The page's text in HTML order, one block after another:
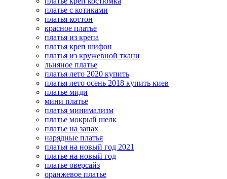
платье с котиками
платья коттон
красное платье
платья из крепа
платья креп шифон
платья из кружевной ткани
льняное платье
платья лето 2020 купить
платья лето осень 2018 купить киев
платье миди
мини платье
платья минимализм
платье мокрый шелк
платье на запах
нарядные платья
платья на новый год 2021
платье на новый год
платье оверсайз
оранжевое платье